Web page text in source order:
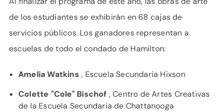
de los estudiantes se exhibirán en 68 cajas de
servicios públicos. Los ganadores representan a
escuelas de todo el condado de Hamilton:
Amelia Watkins , Escuela Secundaria Hixson
Colette "Cole" Bischof , Centro de Artes Creativas
de la Escuela Secundaria de Chattanooga